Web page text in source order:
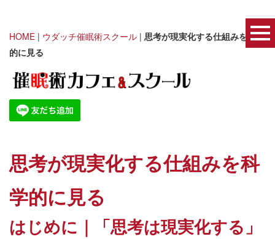
HOME | ウダッチ催眠術スクール | 思考が現実化する仕組みを科学
的に見る
思考が現実化する仕組みを科
学的に見る
はじめに｜「思考は現実化する」